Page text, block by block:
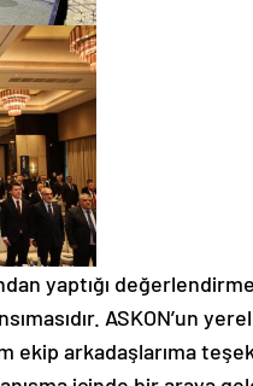
yaptığı
ASKON’un
ekip arkadaşlarıma